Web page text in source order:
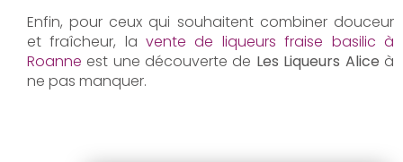
Enfin, pour ceux qui souhaitent combiner douceur
et fraîcheur, lavente de liqueurs fraise basilic à
Roanne est une découverte de Les Liqueurs Alice à
ne pas manquer.